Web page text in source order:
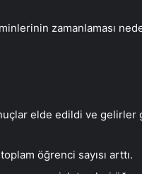
zamanlaması
elde edildi ve gelirler
öğrenci sayısı arttı.